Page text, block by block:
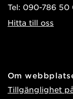
Tel: 090-786 50
Hitta till oss
Om
Tillgänglighet